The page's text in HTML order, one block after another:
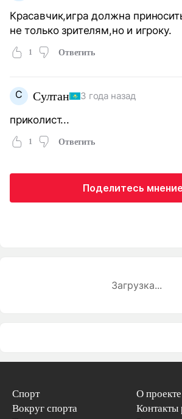
Красавчик,игра должна
не только зрителям,но и игроку.
1 Ответить
С Султан 3 года назад
приколист...
1 Ответить
Поделитесь
Загрузка...
Спорт
Вокруг спорта
О проекте
Контакты